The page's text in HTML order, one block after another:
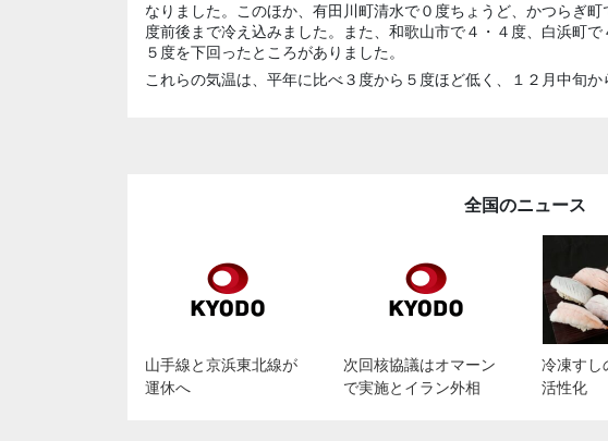
なりました。このほか、有田川町清水で０度ちょうど、かつらぎ
度前後まで冷え込みました。また、和歌山市で４・４度、白浜町で
５度を下回ったところがありました。
これらの気温は、平年に比べ３度から５度ほど低く、１２月中旬か
全国のニュース
山手線と京浜東北線が
運休へ
次回核協議はオマーン
で実施とイラン外相
冷凍すし
活性化